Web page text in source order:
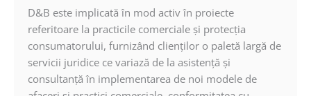
D&B este implicată în mod activ în proiecte
referitoare la practicile comerciale şi protecţia
consumatorului, furnizând clienţilor o paletă largă de
servicii juridice ce variază de la asistenţă şi
consultanţă în implementarea de noi modele de